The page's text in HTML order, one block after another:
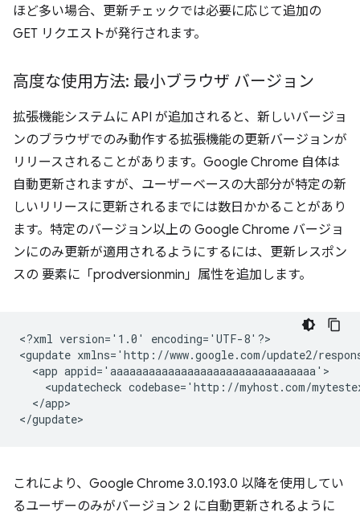
ほど多い場合、更新チェックでは必要に応じて追加の
GET リクエストが発行されます。
高度な使用方法: 最小ブラウザ バージョン
拡張機能システムに API が追加されると、新しいバージョ
ンのブラウザでのみ動作する拡張機能の更新バージョンが
リリースされることがあります。Google Chrome 自体は
自動更新されますが、ユーザーベースの大部分が特定の新
しいリリースに更新されるまでには数日かかることがあり
ます。特定のバージョン以上の Google Chrome バージョ
ンにのみ更新が適用されるようにするには、更新レスポン
スの 要素に「prodversionmin」属性を追加します。
<?xml version='1.0'
encoding='UTF-8'?>
<gupdate xmlns='http://www.google.com/update2/
<app
<updatecheck codebase='http://myhost.com/
</app>
これにより、Google Chrome 3.0.193.0 以降を使用してい
るユーザーのみがバージョン 2 に自動更新されるように